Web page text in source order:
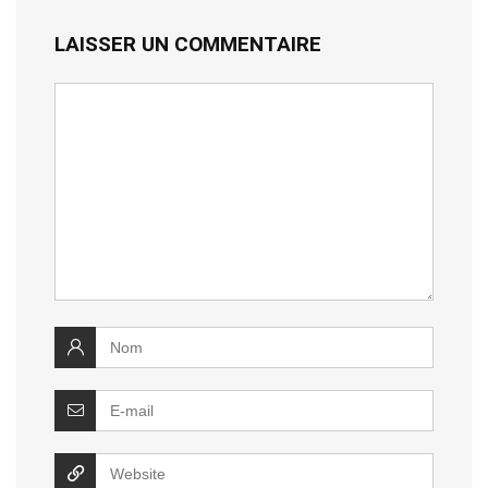
LAISSER UN COMMENTAIRE